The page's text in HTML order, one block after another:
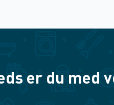
er du med